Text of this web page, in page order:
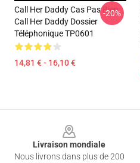
Call Her Daddy Cas Pas Bien
Call Her Daddy Dossier
Téléphonique TP0601
14,81 € - 16,10 €
-20%
Livraison mondiale
Nous livrons dans plus de 200